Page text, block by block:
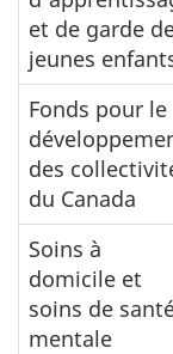
et de garde
jeunes
Fonds pour le
des
du Canada
Soins à
domicile et
soins de
mentale